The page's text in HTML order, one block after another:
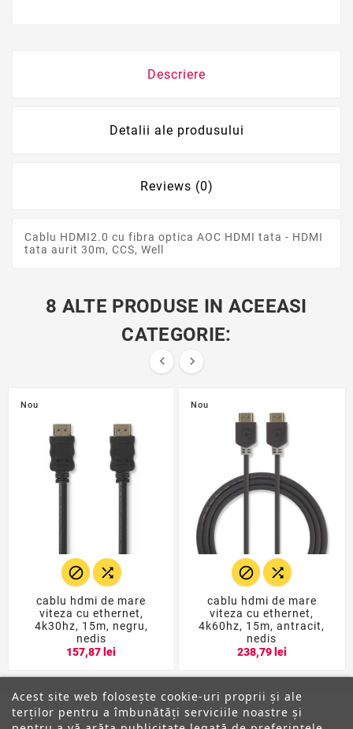
Descriere
Detalii ale produsului
Reviews (0)
Cablu HDMI2.0 cu fibra optica AOC HDMI tata - HDMI
tata aurit 30m, CCS, Well
8 ALTE PRODUSE IN ACEEASI
CATEGORIE:
 
Nou
 
cablu hdmi de mare
viteza cu ethernet,
4k30hz, 15m, negru,
nedis
157,87 lei
Nou
 
cablu hdmi de mare
viteza cu ethernet,
4k60hz, 15m, antracit,
nedis
238,79 lei
Acest site web folosește cookie-uri proprii și ale
terților pentru a îmbunătăți serviciile noastre și